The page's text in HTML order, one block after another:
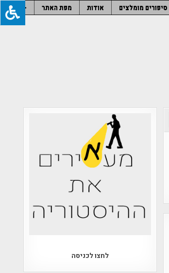
סיפורים מומלצים אודות מפת האתר –
לחצו לכניסה